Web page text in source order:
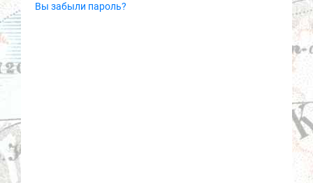
Партнеры
Вы забыли пароль?